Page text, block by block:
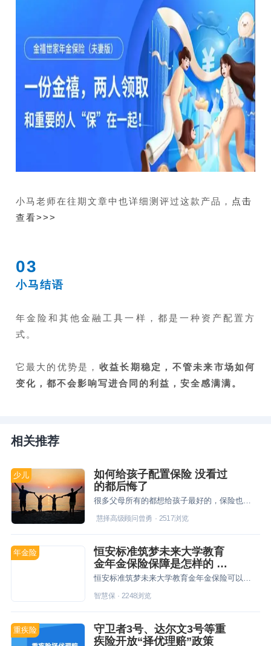
小马老师在往期文章中也详细测评过这款产品， 点击
查看>>>
03
小马结语
年金险和其他金融工具一样，都是一种资产配置方
式。
它最大的优势是， 收益长期稳定，不管未来市场如何
变化，都不会影响写进合同的利益，安全感满满。
相关推荐
少儿
如何给孩子配置保险 没看过
的都后悔了
很多父母所有的都想给孩子最好的，保险也是如此，但作为一枚保险萌新不知如何下手，今天就借此机会跟大家分享下如何给孩子配置保险，据说没看过的都后悔了
慧择高级顾问曾勇 · 2517浏览
年金险
恒安标准筑梦未来大学教育
金年金保险保障是怎样的 能
买吗
恒安标准筑梦未来大学教育金年金保险可以助力孩子未来教育无忧，如有需求可以尽早规划。
智慧保· 2248浏览
重疾险
守卫者3号、达尔文3号等重
疾险开放“择优理赔”政策